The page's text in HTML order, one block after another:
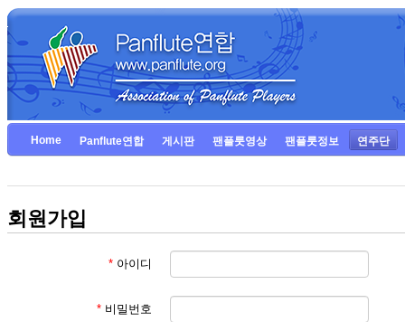
Home Panflute연합 게시판 팬플룻영상 팬플룻정보 연주단
회원가입
* 아이디
* 비밀번호